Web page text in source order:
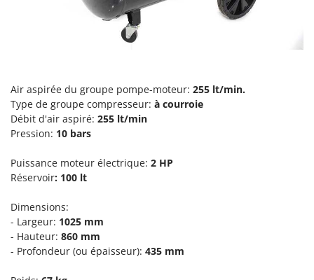
Planteuses de pommes de terre pour tracteur
Pompes d'irrigation à tracteur
Pompes de transfert
Pompes immergées électriques
Postes à souder
Poussoirs à saucisse
Presses à pellets
Pressoirs à fruits
GeoTech
GeoTech Pro
Gierre
Gipeco
GRAEF
Gre
GreenBay
Air aspirée du groupe pompe-moteur: 255 lt/min.
Type de groupe compresseur: à courroie
Débit d'air aspiré: 255 lt/min
Pression: 10 bars
Puissance moteur électrique: 2 HP
Réservoir: 100 lt
Dimensions:
- Largeur: 1025 mm
- Hauteur: 860 mm
- Profondeur (ou épaisseur): 435 mm